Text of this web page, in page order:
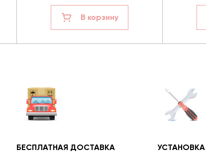
В корзину
БЕСПЛАТНАЯ ДОСТАВКА